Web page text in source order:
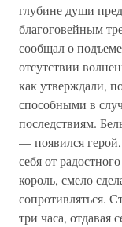
глубине души
благоговейным
сообщал о
отсутствии
как утверждали,
способными в
последствиям.
— появился
себя от
король, смело
сопротивляться.
три часа, отдавая